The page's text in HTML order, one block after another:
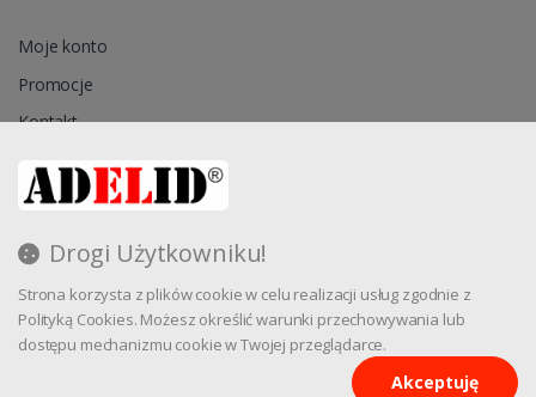
Drogi Użytkowniku!
Strona korzysta z plików cookie w celu realizacji usług zgodnie z
Polityką Cookies. Możesz określić warunki przechowywania lub
dostępu mechanizmu cookie w Twojej przeglądarce.
Akceptuję
Moje konto
Promocje
Kontakt
Regulamin
Reklamacja